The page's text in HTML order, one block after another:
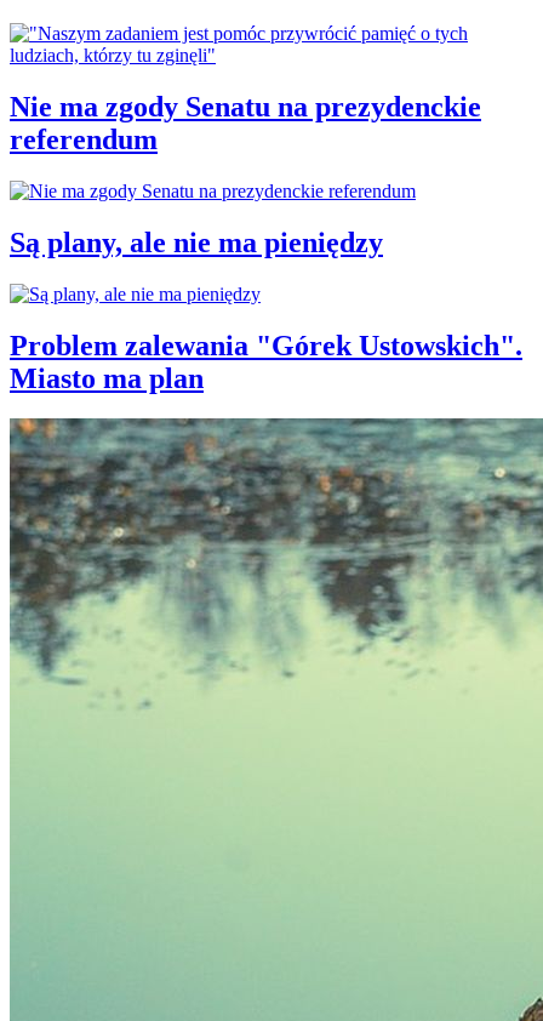
Nie ma zgody Senatu na prezydenckie
referendum
Są plany, ale nie ma pieniędzy
Problem zalewania "Górek Ustowskich".
Miasto ma plan